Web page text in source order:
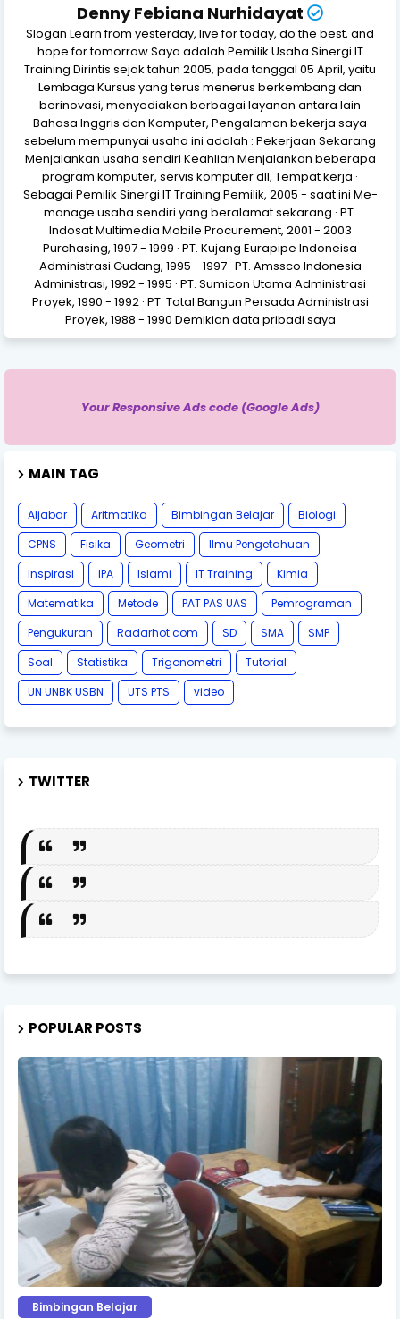
Denny Febiana Nurhidayat
Slogan Learn from yesterday, live for today, do the best, and
hope for tomorrow Saya adalah Pemilik Usaha Sinergi IT
Training Dirintis sejak tahun 2005, pada tanggal 05 April, yaitu
Lembaga Kursus yang terus menerus berkembang dan
berinovasi, menyediakan berbagai layanan antara lain
Bahasa Inggris dan Komputer, Pengalaman bekerja saya
sebelum mempunyai usaha ini adalah : Pekerjaan Sekarang
Menjalankan usaha sendiri Keahlian Menjalankan beberapa
program komputer, servis komputer dll, Tempat kerja ·
Sebagai Pemilik Sinergi IT Training Pemilik, 2005 - saat ini Me-
manage usaha sendiri yang beralamat sekarang · PT.
Indosat Multimedia Mobile Procurement, 2001 - 2003
Purchasing, 1997 - 1999 · PT. Kujang Eurapipe Indoneisa
Administrasi Gudang, 1995 - 1997 · PT. Amssco Indonesia
Administrasi, 1992 - 1995 · PT. Sumicon Utama Administrasi
Proyek, 1990 - 1992 · PT. Total Bangun Persada Administrasi
Proyek, 1988 - 1990 Demikian data pribadi saya
Your Responsive Ads code (Google Ads)
MAIN TAG
Aljabar Aritmatika Bimbingan Belajar
Biologi
CPNS
Fisika Geometri
Ilmu Pengetahuan
Inspirasi
IPA Islami IT Training
Kimia
Matematika
Metode PAT PAS UAS
Pemrograman
Pengukuran
Radarhot com SD SMA
SMP
Soal
Statistika Trigonometri
Tutorial
UN UNBK USBN
UTS PTS video
TWITTER
POPULAR POSTS
Bimbingan Belajar